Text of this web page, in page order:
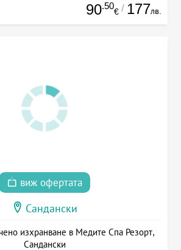
90.50
€ / 177лв.
виж офертата
Сандански
изхранване в Медите Спа Резорт,
Сандански